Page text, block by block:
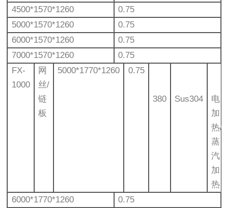
4500*1570*1260
0.75
5000*1570*1260
0.75
6000*1570*1260
0.75
7000*1570*1260
0.75
FX-
1000
网
丝/
链
板
5000*1770*1260 0.75
380 Sus304
电
加
热/
蒸
汽
加
热
6000*1770*1260
0.75